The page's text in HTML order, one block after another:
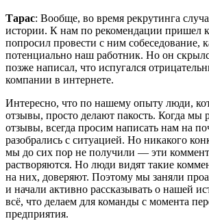
Тарас: Вообще, во время рекрутинга
истории. К нам по рекомендации пришел
попросил провести с ним собеседование,
потенциально наш работник. Но он
позже написал, что испугался
компании в интернете.
Интересно, что по нашему опыту люди,
отзывы, просто делают пакость. Когда мы
отзывы, всегда просим написать нам на
разобрались с ситуацией. Но никакого
мы до сих пор не получили — эти
растворяются. Но люди видят такие
на них, доверяют. Поэтому мы заняли
и начали активно рассказывать о нашей
всё, что делаем для команды с момента
предприятия.